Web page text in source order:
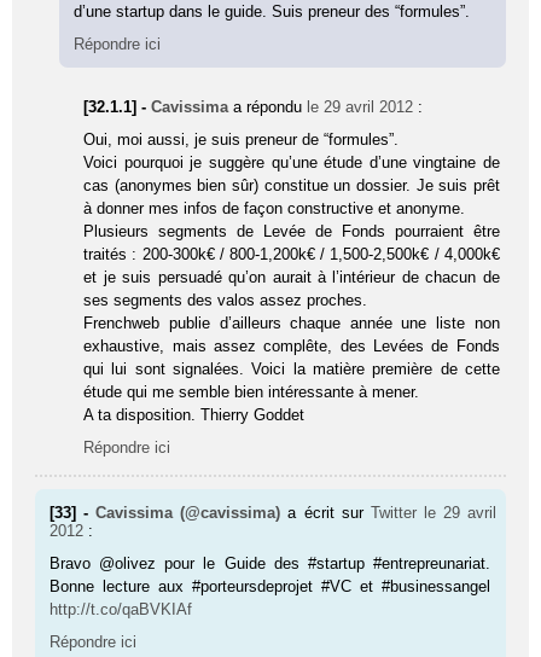
d’une startup dans le guide. Suis preneur des “formules”.
Répondre ici
[32.1.1] -Cavissima a répondu le 29 avril 2012 :
Oui, moi aussi, je suis preneur de “formules”.
Voici pourquoi je suggère qu’une étude d’une vingtaine de
cas (anonymes bien sûr) constitue un dossier. Je suis prêt
à donner mes infos de façon constructive et anonyme.
Plusieurs segments de Levée de Fonds pourraient être
traités : 200-300k€ / 800-1,200k€ / 1,500-2,500k€ / 4,000k€
et je suis persuadé qu’on aurait à l’intérieur de chacun de
ses segments des valos assez proches.
Frenchweb publie d’ailleurs chaque année une liste non
exhaustive, mais assez complête, des Levées de Fonds
qui lui sont signalées. Voici la matière première de cette
étude qui me semble bien intéressante à mener.
A ta disposition. Thierry Goddet
Répondre ici
[33] -Cavissima (@cavissima) a écrit sur Twitter
le 29 avril
2012 :
Bravo @olivez pour le Guide des #star­tup #entrepreunariat.
Bonne lecture aux #porteursdeprojet #VC et #businessangel
http://t.co/qaBVKIAf
Répondre ici